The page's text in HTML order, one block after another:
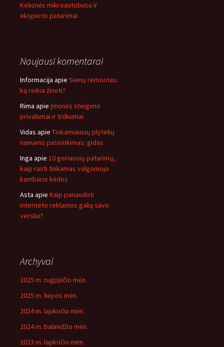
Kelionės mikroautobusu ir
eksperto patarimai
Naujausi komentarai
Informacija apie Sienų remontas:
ką reikia žinoti?
Rima apie Įmonės steigimo
privalumai ir trūkumai
Vidas apie Tinkamiausių plytelių
namams pasirinkimas: gidas
Inga apie 10 geriausių patarimų,
kaip rasti tinkamas valgomojo
kambario kėdes
Asta apie Kaip panaudoti
interneto reklamos galią savo
verslui?
Archyvai
2025 m. rugpjūčio mėn.
2025 m. liepos mėn.
2024 m. lapkričio mėn.
2024 m. balandžio mėn.
2023 m. lapkričio mėn.